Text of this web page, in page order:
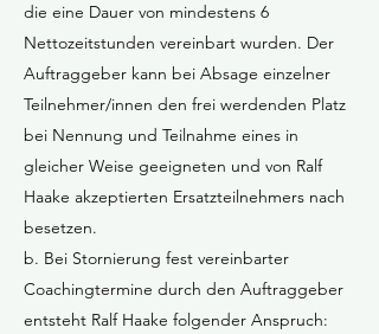
die eine Dauer von mindestens 6
Nettozeitstunden vereinbart wurden. Der
Auftraggeber kann bei Absage einzelner
Teilnehmer/innen den frei werdenden Platz
bei Nennung und Teilnahme eines in
gleicher Weise geeigneten und von Ralf
Haake akzeptierten Ersatzteilnehmers nach
besetzen.
b. Bei Stornierung fest vereinbarter
Coachingtermine durch den Auftraggeber
entsteht Ralf Haake folgender Anspruch: